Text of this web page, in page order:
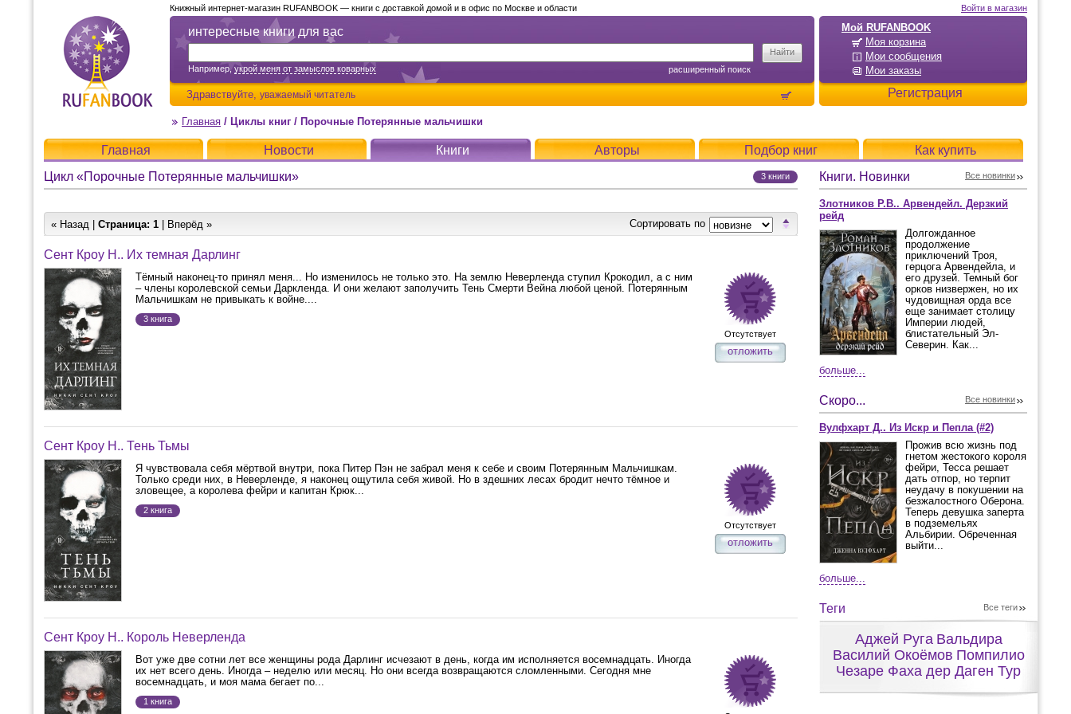
Мой RUFANBOOK
Моя корзина
Мои сообщения
Мои заказы
Регистрация
Войти в магазин
интересные книги для вас
Например,укрой меня от замыслов коварных расширенный поиск
Здравствуйте, уважаемый читатель
Книжный интернет-магазин RUFANBOOK — книги с доставкой домой и в офис по Москве и области
Главная / Циклы книг / Порочные Потерянные мальчишки
Главная Новости Книги Авторы Подбор книг
Как купить
Цикл «Порочные Потерянные мальчишки»
3 книги
« Назад | Страница: 1 | Вперёд » Сортировать по
Сент Кроу Н.. Их темная Дарлинг
Тёмный наконец-то принял меня... Но изменилось не только это. На землю Неверленда ступил Крокодил, а с ним
– члены королевской семьи Даркленда. И они желают заполучить Тень Смерти Вейна любой ценой. Потерянным
Мальчишкам не привыкать к войне....
3 книга
Отсутствует
отложить
Сент Кроу Н.. Тень Тьмы
Я чувствовала себя мёртвой внутри, пока Питер Пэн не забрал меня к себе и своим Потерянным Мальчишкам.
Только среди них, в Неверленде, я наконец ощутила себя живой. Но в здешних лесах бродит нечто тёмное и
зловещее, а королева фейри и капитан Крюк...
2 книга
Отсутствует
отложить
Сент Кроу Н.. Король Неверленда
Вот уже две сотни лет все женщины рода Дарлинг исчезают в день, когда им исполняется восемнадцать. Иногда
их нет всего день. Иногда – неделю или месяц. Но они всегда возвращаются сломленными. Сегодня мне
восемнадцать, и моя мама бегает по...
1 книга
Книги. Новинки Все новинки
Злотников Р.В.. Арвендейл. Дерзкий
рейд
Долгожданное
продолжение
приключений Троя,
герцога Арвендейла, и
его друзей. Темный бог
орков низвержен, но их
чудовищная орда все
еще занимает столицу
Империи людей,
блистательный Эл-
Северин. Как...
больше...
Скоро... Все новинки
Вулфхарт Д.. Из Искр и Пепла (#2)
Прожив всю жизнь под
гнетом жестокого короля
фейри, Тесса решает
дать отпор, но терпит
неудачу в покушении на
безжалостного Оберона.
Теперь девушка заперта
в подземельях
Альбирии. Обреченная
выйти...
больше...
Теги Все теги
Аджей Руга Вальдира
Василий Окоёмов Помпилио
Чезаре Фаха дер Даген Тур